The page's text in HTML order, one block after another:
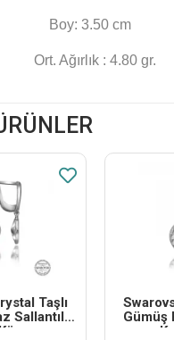
Boy: 3.50 cm
Ort. Ağırlık : 4.80 gr.
Taşlı
Sallantılı
Gümüş